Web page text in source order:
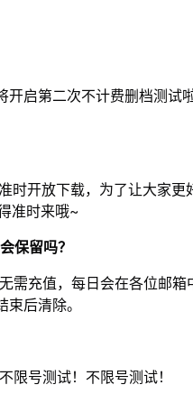
开启第二次不计费删档测试
时开放下载，为了让大家
准时来哦~
保留吗？
需充值，每日会在各位邮
后清除。
限号测试！不限号测试！